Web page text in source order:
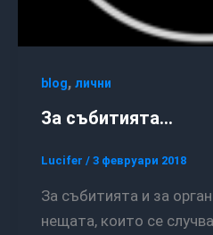
blog, лични
За събитията…
Lucifer / 3 февруари 2018
За събитията и за организацията … и за
нещата, които се